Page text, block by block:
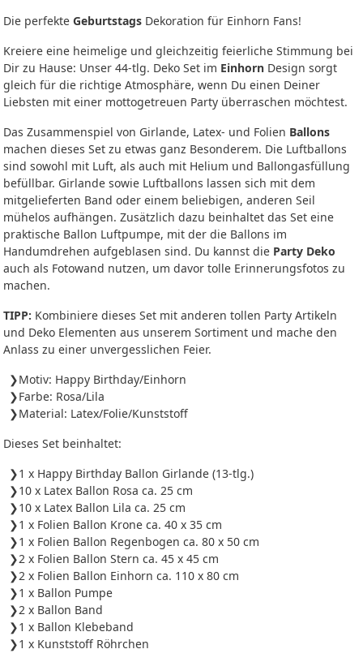
Die perfekte Geburtstags Dekoration für Einhorn Fans!
Kreiere eine heimelige und gleichzeitig feierliche Stimmung bei
Dir zu Hause: Unser 44-tlg. Deko Set im Einhorn Design sorgt
gleich für die richtige Atmosphäre, wenn Du einen Deiner
Liebsten mit einer mottogetreuen Party überraschen möchtest.
Das Zusammenspiel von Girlande, Latex- und Folien Ballons
machen dieses Set zu etwas ganz Besonderem. Die Luftballons
sind sowohl mit Luft, als auch mit Helium und Ballongasfüllung
befüllbar. Girlande sowie Luftballons lassen sich mit dem
mitgelieferten Band oder einem beliebigen, anderen Seil
mühelos aufhängen. Zusätzlich dazu beinhaltet das Set eine
praktische Ballon Luftpumpe, mit der die Ballons im
Handumdrehen aufgeblasen sind. Du kannst die Party Deko
auch als Fotowand nutzen, um davor tolle Erinnerungsfotos zu
machen.
TIPP: Kombiniere dieses Set mit anderen tollen Party Artikeln
und Deko Elementen aus unserem Sortiment und mache den
Anlass zu einer unvergesslichen Feier.
Motiv: Happy Birthday/Einhorn
Farbe: Rosa/Lila
Material: Latex/Folie/Kunststoff
Dieses Set beinhaltet:
1 x Happy Birthday Ballon Girlande (13-tlg.)
10 x Latex Ballon Rosa ca. 25 cm
10 x Latex Ballon Lila ca. 25 cm
1 x Folien Ballon Krone ca. 40 x 35 cm
1 x Folien Ballon Regenbogen ca. 80 x 50 cm
2 x Folien Ballon Stern ca. 45 x 45 cm
2 x Folien Ballon Einhorn ca. 110 x 80 cm
1 x Ballon Pumpe
2 x Ballon Band
1 x Ballon Klebeband
1 x Kunststoff Röhrchen